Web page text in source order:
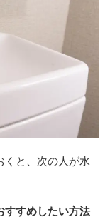
くと、次の人が水
すすめしたい方法